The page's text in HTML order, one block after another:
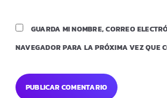
GUARDA MI NOMBRE, CORREO
NAVEGADOR PARA LA PRÓXIMA VEZ QUE